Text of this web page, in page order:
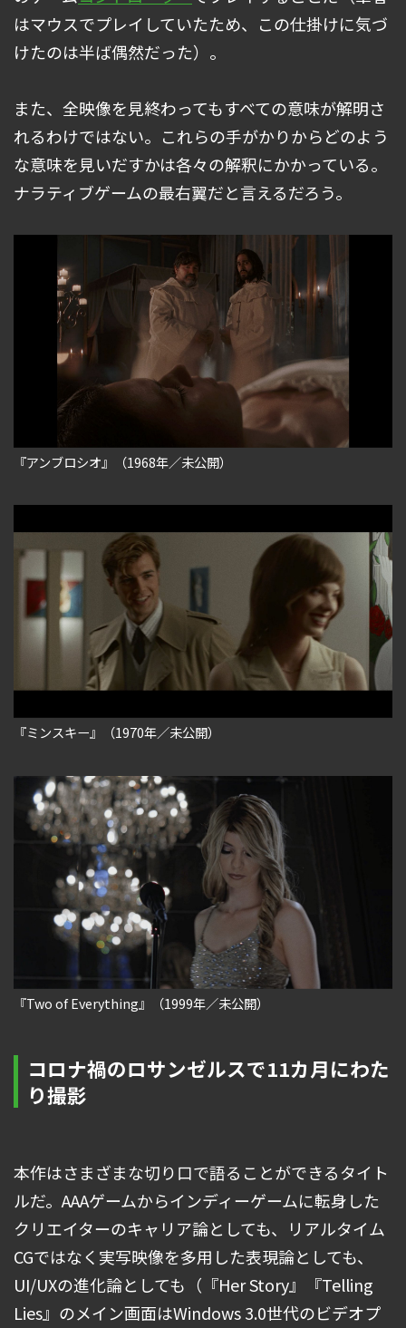
はマウスでプレイしていたため、この仕掛けに気づ
けたのは半ば偶然だった）。
また、全映像を見終わってもすべての意味が解明さ
れるわけではない。これらの手がかりからどのよう
な意味を見いだすかは各々の解釈にかかっている。
ナラティブゲームの最右翼だと言えるだろう。
『アンブロシオ』（1968年／未公開）
『ミンスキー』（1970年／未公開）
『Two of Everything』（1999年／未公開）
コロナ禍のロサンゼルスで11カ月にわた
り撮影
本作はさまざまな切り口で語ることができるタイト
ルだ。AAAゲームからインディーゲームに転身した
クリエイターのキャリア論としても、リアルタイム
CGではなく実写映像を多用した表現論としても、
UI/UXの進化論としても（『Her Story』『Telling
Lies』のメイン画面はWindows 3.0世代のビデオプ